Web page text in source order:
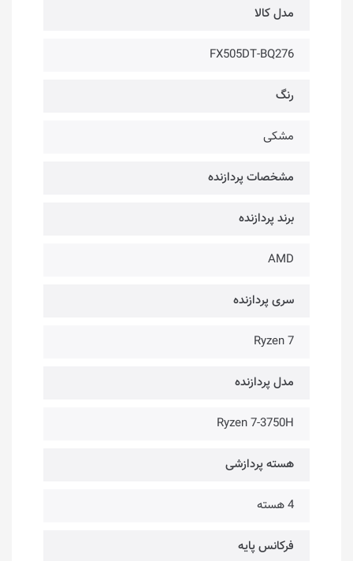
مدل کالا
FX505DT-BQ276
رنگ
مشکی
مشخصات پردازنده
برند پردازنده
AMD
سری پردازنده
Ryzen 7
مدل پردازنده
Ryzen 7-3750H
هسته پردازشی
4 هسته
فرکانس پایه